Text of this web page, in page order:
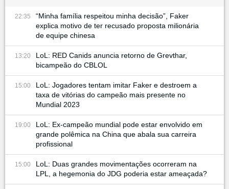
22:35
“Minha família respeitou minha decisão”, Faker
explica motivo de ter recusado proposta milionária
de equipe chinesa
13:20
LoL: RED Canids anuncia retorno de Grevthar,
bicampeão do CBLOL
15:00
LoL: Jogadores tentam imitar Faker e destroem a
taxa de vitórias do campeão mais presente no
Mundial 2023
19:00
LoL: Ex-campeão mundial pode estar envolvido em
grande polêmica na China que abala sua carreira
profissional
15:00
LoL: Duas grandes movimentações ocorreram na
LPL, a hegemonia do JDG poderia estar ameaçada?